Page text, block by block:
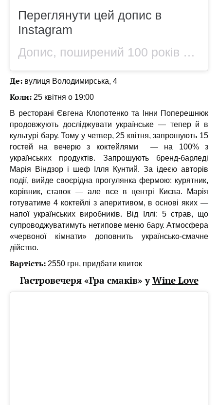
Переглянути цей допис в
Instagram
Допис, поширений 100 років тому вперед (@100rokivtomuvpered)
Де: вулиця Володимирська, 4
Коли: 25 квітня о 19:00
В ресторані Євгена Клопотенко та Інни Поперешнюк
продовжують досліджувати українське — тепер й в
культурі бару. Тому у четвер, 25 квітня, запрошують 15
гостей на вечерю з коктейлями — на 100% з
українських продуктів. Запрошують бренд-барледі
Марія Віндзор і шеф Ілля Кунтий. За ідеєю авторів
події, вийде своєрідна прогулянка фермою: курятник,
корівник, ставок — але все в центрі Києва. Марія
готуватиме 4 коктейлі з аперитивом, в основі яких —
напої українських виробників. Від Іллі: 5 страв, що
супроводжуватимуть нетипове меню бару. Атмосфера
«червоної кімнати» доповнить українсько-смачне
дійство.
Вартість: 2550 грн, придбати квиток
Гастровечеря «Гра смаків» уWine Love